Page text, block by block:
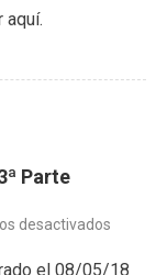
aquí.
Parte
desactivados
el 08/05/18